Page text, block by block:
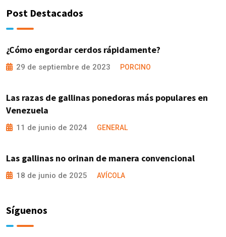
Post Destacados
¿Cómo engordar cerdos rápidamente?
29 de septiembre de 2023 PORCINO
Las razas de gallinas ponedoras más populares en
Venezuela
11 de junio de 2024 GENERAL
Las gallinas no orinan de manera convencional
18 de junio de 2025 AVÍCOLA
Síguenos